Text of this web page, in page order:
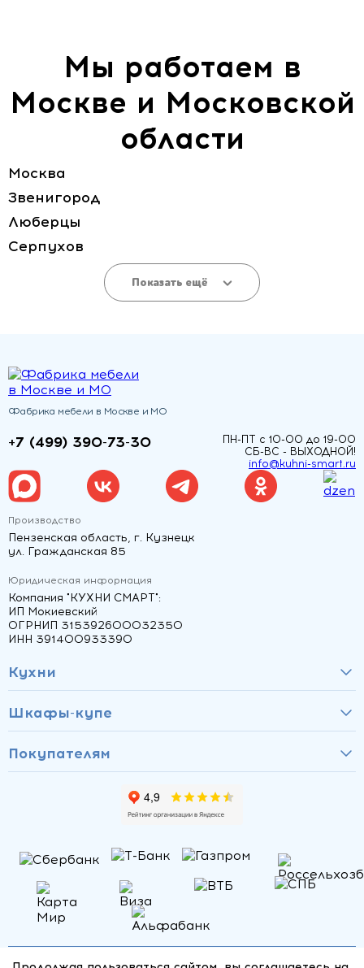
Мы работаем в
Москве и Московской
области
Москва
Звенигород
Люберцы
Серпухов
Показать ещё
Фабрика мебели в Москве и МО
+7 (499) 390-73-30
ПН-ПТ с 10-00 до 19-00
СБ-ВС - ВЫХОДНОЙ!
info@kuhni-smart.ru
Производство
Пензенская область, г. Кузнецк
ул. Гражданская 85
Юридическая информация
Компания "КУХНИ СМАРТ":
ИП Мокиевский
ОГРНИП 315392600032350
ИНН 391400933390
Кухни
Шкафы-купе
Покупателям